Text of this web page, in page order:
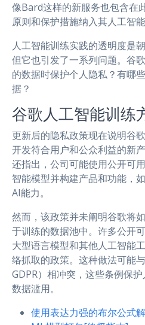
像Bard这样的新服务也包含在
原则和保护措施纳入其人工智
人工智能训练实践的透明度是
但它也引发了一系列问题。谷
的数据时保护个人隐私？有哪
据？
谷歌人工智能训练
更新后的隐私政策现在说明谷
开发符合用户和公众利益的新
还指出，公司可能使用公开可
智能模型并构建产品和功能，
AI能力。
然而，该政策并未阐明谷歌将
于训练的数据池中。许多公开
大型语言模型和其他人工智能
络抓取的政策。这种做法可能
GDPR）相冲突，这些条例保
数据滥用。
使用表达力强的布尔公式